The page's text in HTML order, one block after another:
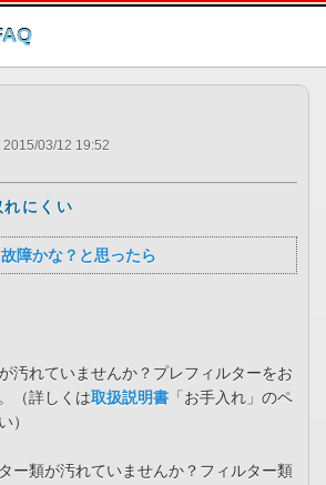
このページの本文へ
2015/03/12 19:52
れにくい
故障かな？と思ったら
汚れていませんか？プレフィルターをお
（詳しくは取扱説明書 「お手入れ」のペ
）
ー類が汚れていませんか？フィルター類